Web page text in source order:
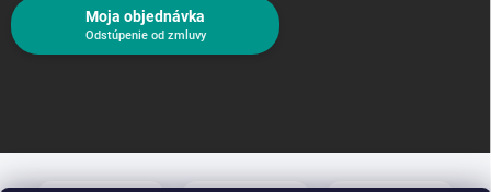
Moja objednávka
Odstúpenie od zmluvy